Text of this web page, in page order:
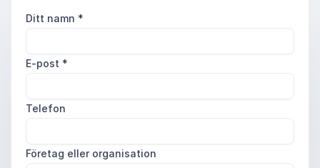
Ditt namn *
E-post *
Telefon
Företag eller organisation